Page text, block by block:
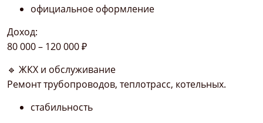
официальное оформление
Доход:
80 000 – 120 000 ₽
🔹 ЖКХ и обслуживание
Ремонт трубопроводов, теплотрасс, котельных.
стабильность